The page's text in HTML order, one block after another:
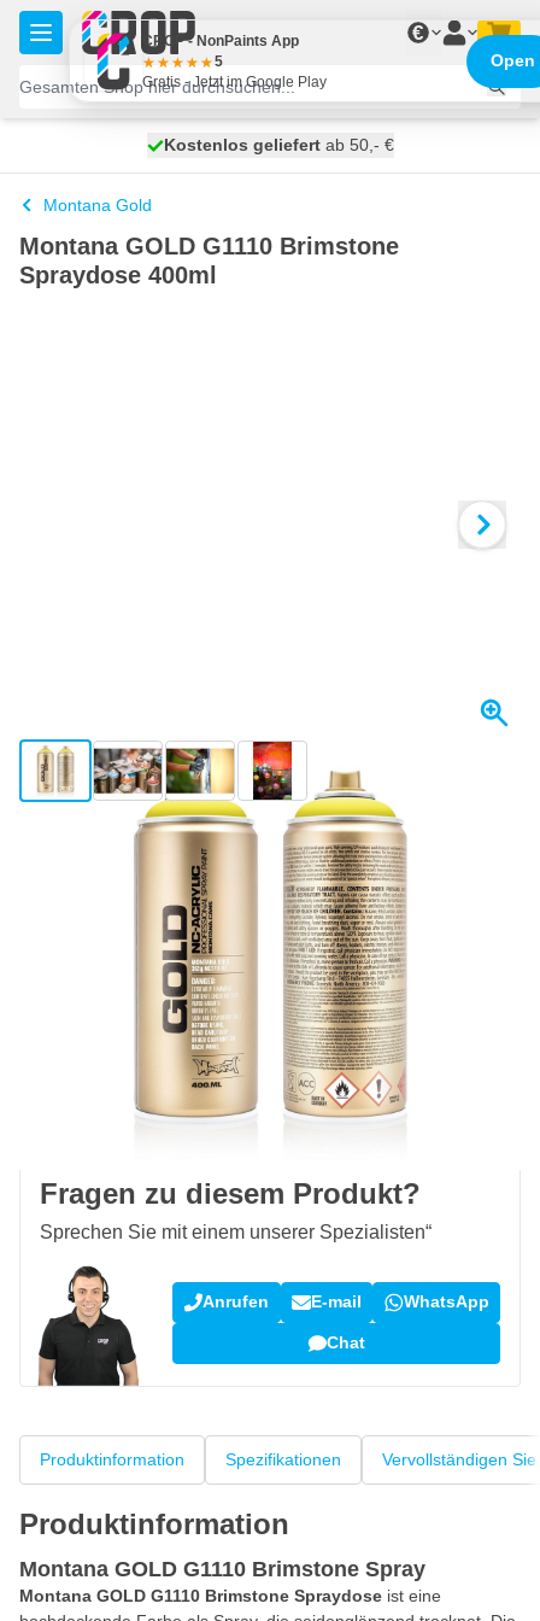
Zum Inhalt springen
€
morgen versendet
Kostenlos geliefertab 50,- €
100 Tage
Montana Gold
Montana GOLD G1110 Brimstone
Spraydose 400ml
View larger imageView larger imageView larger imageView larger image
Morgen versendet
inkl. MwSt
In den Warenkorb
Vor 23:59 Uhr bestellt,morgen versendet
Kostenlos geliefertab 50,- €
Rückgaberecht
Fragen zu diesem Produkt?
Sprechen Sie mit einem unserer Spezialisten“
Anrufen E-mail WhatsApp
Chat
Produktinformation Spezifikationen Vervollständigen
Produktinformation
Montana GOLD G1110 Brimstone Spray
Montana GOLD G1110 Brimstone Spraydose ist eine
CROP - NonPaints App
5
Gratis - Jetzt im Google Play
Open